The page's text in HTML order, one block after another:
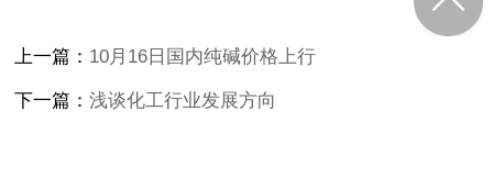
上一篇： 10月16日国内纯碱价格上行
下一篇：浅谈化工行业发展方向